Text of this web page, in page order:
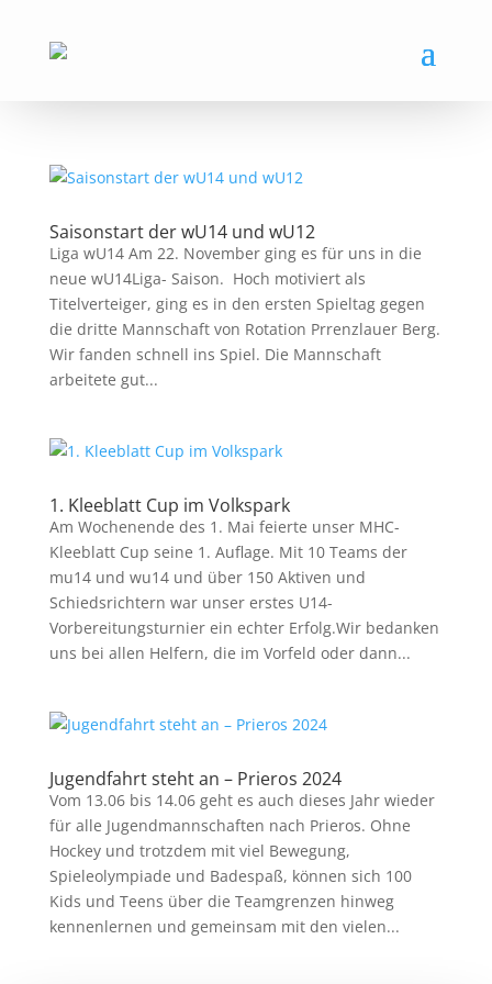
Saisonstart der wU14 und wU12
Liga wU14 Am 22. November ging es für uns in die
neue wU14Liga- Saison. Hoch motiviert als
Titelverteiger, ging es in den ersten Spieltag gegen
die dritte Mannschaft von Rotation Prrenzlauer Berg.
Wir fanden schnell ins Spiel. Die Mannschaft
arbeitete gut...
1. Kleeblatt Cup im Volkspark
Am Wochenende des 1. Mai feierte unser MHC-
Kleeblatt Cup seine 1. Auflage. Mit 10 Teams der
mu14 und wu14 und über 150 Aktiven und
Schiedsrichtern war unser erstes U14-
Vorbereitungsturnier ein echter Erfolg.Wir bedanken
uns bei allen Helfern, die im Vorfeld oder dann...
Jugendfahrt steht an – Prieros 2024
Vom 13.06 bis 14.06 geht es auch dieses Jahr wieder
für alle Jugendmannschaften nach Prieros. Ohne
Hockey und trotzdem mit viel Bewegung,
Spieleolympiade und Badespaß, können sich 100
Kids und Teens über die Teamgrenzen hinweg
kennenlernen und gemeinsam mit den vielen...